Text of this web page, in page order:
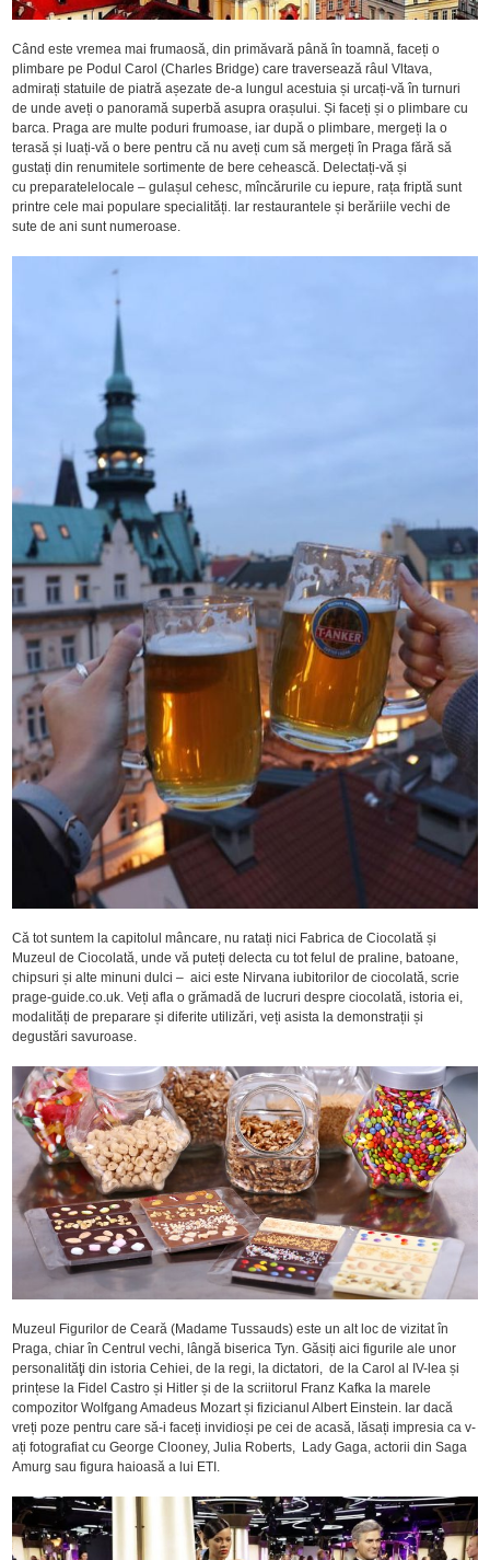
Când este vremea mai frumaosă, din primăvară până în toamnă, faceți o
plimbare pe Podul Carol (Charles Bridge) care traversează râul Vltava,
admirați statuile de piatră așezate de-a lungul acestuia și urcați-vă în turnuri
de unde aveți o panoramă superbă asupra orașului. Și faceți și o plimbare cu
barca. Praga are multe poduri frumoase, iar după o plimbare, mergeți la o
terasă și luați-vă o bere pentru că nu aveți cum să mergeți în Praga fără să
gustați din renumitele sortimente de bere cehească. Delectați-vă și
cu preparatelelocale – gulașul cehesc, mîncărurile cu iepure, rața friptă sunt
printre cele mai populare specialități. Iar restaurantele și berăriile vechi de
sute de ani sunt numeroase.
Că tot suntem la capitolul mâncare, nu ratați nici Fabrica de Ciocolată și
Muzeul de Ciocolată, unde vă puteți delecta cu tot felul de praline, batoane,
chipsuri și alte minuni dulci – aici este Nirvana iubitorilor de ciocolată, scrie
prage-guide.co.uk. Veți afla o grămadă de lucruri despre ciocolată, istoria ei,
modalități de preparare și diferite utilizări, veți asista la demonstrații și
degustări savuroase.
Muzeul Figurilor de Ceară (Madame Tussauds) este un alt loc de vizitat în
Praga, chiar în Centrul vechi, lângă biserica Tyn. Găsiți aici figurile ale unor
personalităţi din istoria Cehiei, de la regi, la dictatori, de la Carol al IV-lea și
prințese la Fidel Castro și Hitler și de la scriitorul Franz Kafka la marele
compozitor Wolfgang Amadeus Mozart și fizicianul Albert Einstein. Iar dacă
vreți poze pentru care să-i faceți invidioși pe cei de acasă, lăsați impresia ca v-
ați fotografiat cu George Clooney, Julia Roberts, Lady Gaga, actorii din Saga
Amurg sau figura haioasă a lui ETI.